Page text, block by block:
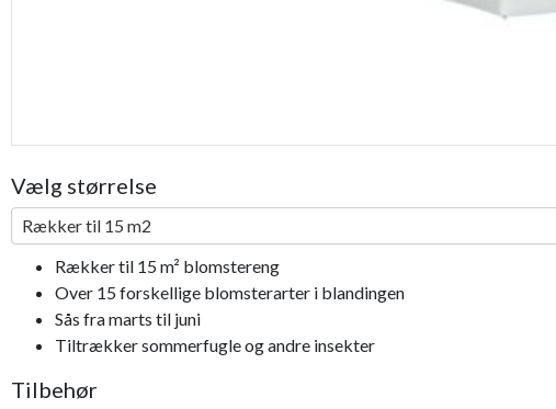
Vælg størrelse
Rækker til 15 m2
Rækker til 15 m² blomstereng
Over 15 forskellige blomsterarter i blandingen
Sås fra marts til juni
Tiltrækker sommerfugle og andre insekter
Tilbehør